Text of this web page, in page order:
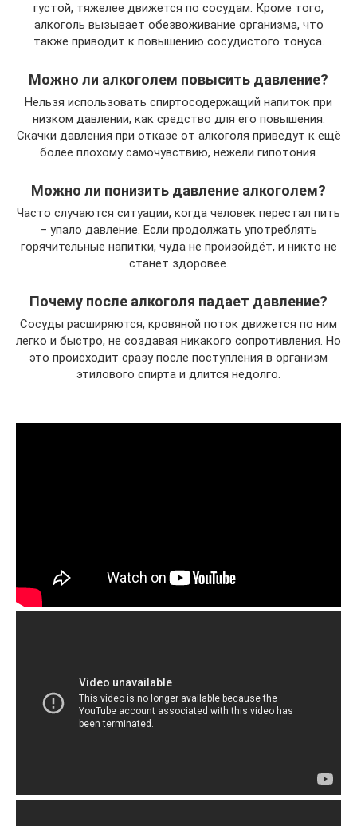
густой, тяжелее движется по сосудам. Кроме того,
алкоголь вызывает обезвоживание организма, что
также приводит к повышению сосудистого тонуса.
Можно ли алкоголем повысить давление?
Нельзя использовать спиртосодержащий напиток при
низком давлении, как средство для его повышения.
Скачки давления при отказе от алкоголя приведут к ещё
более плохому самочувствию, нежели гипотония.
Можно ли понизить давление алкоголем?
Часто случаются ситуации, когда человек перестал пить
– упало давление. Если продолжать употреблять
горячительные напитки, чуда не произойдёт, и никто не
станет здоровее.
Почему после алкоголя падает давление?
Сосуды расширяются, кровяной поток движется по ним
легко и быстро, не создавая никакого сопротивления. Но
это происходит сразу после поступления в организм
этилового спирта и длится недолго.